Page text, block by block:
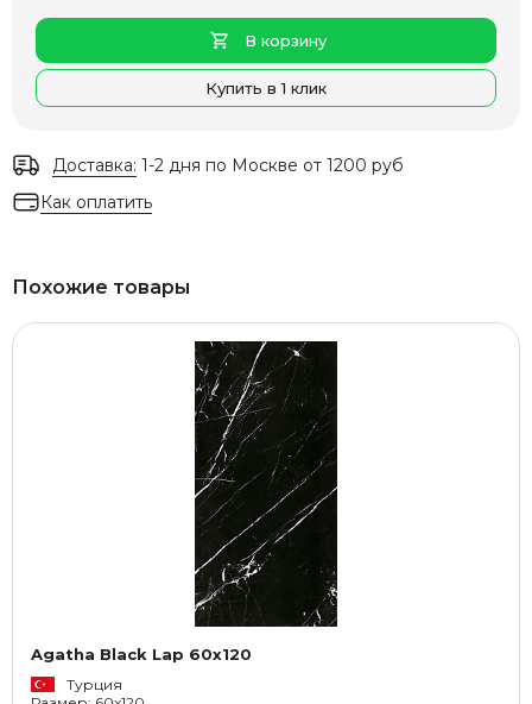
В корзину
Купить в 1 клик
Доставка: 1-2 дня по Москве от 1200 руб
Как оплатить
Похожие товары
Agatha Black Lap 60x120
Турция